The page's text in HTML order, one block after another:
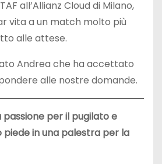
all’Allianz Cloud di Milano,
vita a un match molto più
alle attese.
Andrea che ha accettato
alle nostre domande.
passione per il pugilato e
piede in una palestra per la